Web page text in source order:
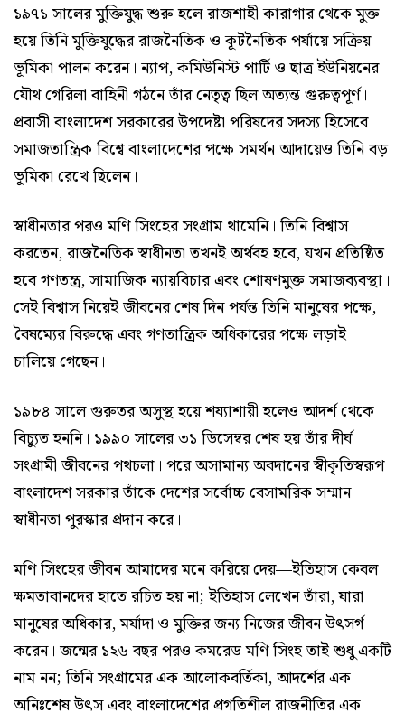
১৯৭১ সালের মুক্তিযুদ্ধ শুরু হলে রাজশাহী কারাগার থেকে মুক্ত
হয়ে তিনি মুক্তিযুদ্ধের রাজনৈতিক ও কূটনৈতিক পর্যায়ে সক্রিয়
ভূমিকা পালন করেন। ন্যাপ, কমিউনিস্ট পার্টি ও ছাত্র ইউনিয়নের
যৌথ গেরিলা বাহিনী গঠনে তাঁর নেতৃত্ব ছিল অত্যন্ত গুরুত্বপূর্ণ।
প্রবাসী বাংলাদেশ সরকারের উপদেষ্টা পরিষদের সদস্য হিসেবে
সমাজতান্ত্রিক বিশ্বে বাংলাদেশের পক্ষে সমর্থন আদায়েও তিনি বড়
ভূমিকা রেখে ছিলেন।
স্বাধীনতার পরও মণি সিংহের সংগ্রাম থামেনি। তিনি বিশ্বাস
করতেন, রাজনৈতিক স্বাধীনতা তখনই অর্থবহ হবে, যখন প্রতিষ্ঠিত
হবে গণতন্ত্র, সামাজিক ন্যায়বিচার এবং শোষণমুক্ত সমাজব্যবস্থা।
সেই বিশ্বাস নিয়েই জীবনের শেষ দিন পর্যন্ত তিনি মানুষের পক্ষে,
বৈষম্যের বিরুদ্ধে এবং গণতান্ত্রিক অধিকারের পক্ষে লড়াই
চালিয়ে গেছেন।
১৯৮৪ সালে গুরুতর অসুস্থ হয়ে শয্যাশায়ী হলেও আদর্শ থেকে
বিচ্যুত হননি। ১৯৯০ সালের ৩১ ডিসেম্বর শেষ হয় তাঁর দীর্ঘ
সংগ্রামী জীবনের পথচলা। পরে অসামান্য অবদানের স্বীকৃতিস্বরূপ
বাংলাদেশ সরকার তাঁকে দেশের সর্বোচ্চ বেসামরিক সম্মান
স্বাধীনতা পুরস্কার প্রদান করে।
মণি সিংহের জীবন আমাদের মনে করিয়ে দেয়—ইতিহাস কেবল
ক্ষমতাবানদের হাতে রচিত হয় না; ইতিহাস লেখেন তাঁরা, যারা
মানুষের অধিকার, মর্যাদা ও মুক্তির জন্য নিজের জীবন উৎসর্গ
করেন। জন্মের ১২৬ বছর পরও কমরেড মণি সিংহ তাই শুধু একটি
নাম নন; তিনি সংগ্রামের এক আলোকবর্তিকা, আদর্শের এক
অনিঃশেষ উৎস এবং বাংলাদেশের প্রগতিশীল রাজনীতির এক